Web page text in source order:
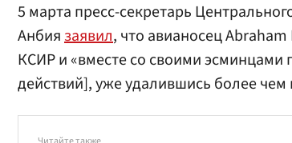
5 марта пресс-секретарь
Анбиязаявил, что авианосец
КСИР и «вместе со своими
действий], уже удалившись более чем